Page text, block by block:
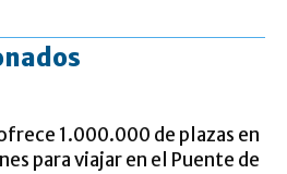
1.000.000 de plazas en
para viajar en el Puente de